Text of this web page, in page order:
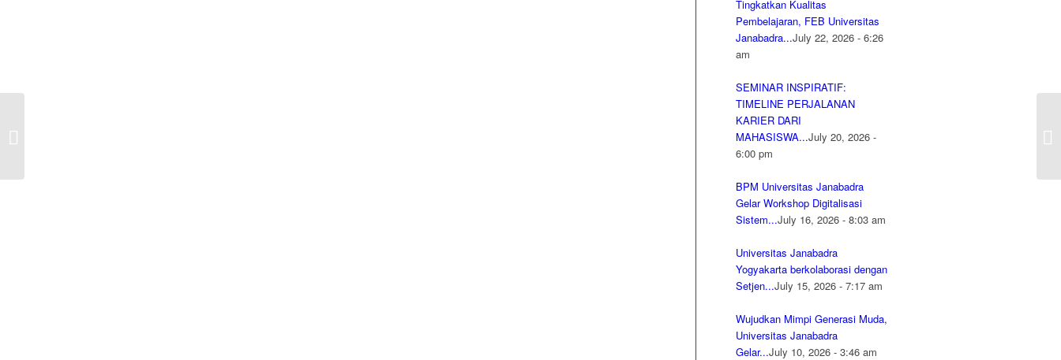
Tingkatkan Kualitas
Pembelajaran, FEB Universitas
Janabadra...July 22, 2026 - 6:26
am
SEMINAR INSPIRATIF:
TIMELINE PERJALANAN
KARIER DARI
MAHASISWA...July 20, 2026 -
6:00 pm
BPM Universitas Janabadra
Gelar Workshop Digitalisasi
Sistem...July 16, 2026 - 8:03 am
Universitas Janabadra
Yogyakarta berkolaborasi dengan
Setjen...July 15, 2026 - 7:17 am
Wujudkan Mimpi Generasi Muda,
Universitas Janabadra
Gelar...July 10, 2026 - 3:46 am